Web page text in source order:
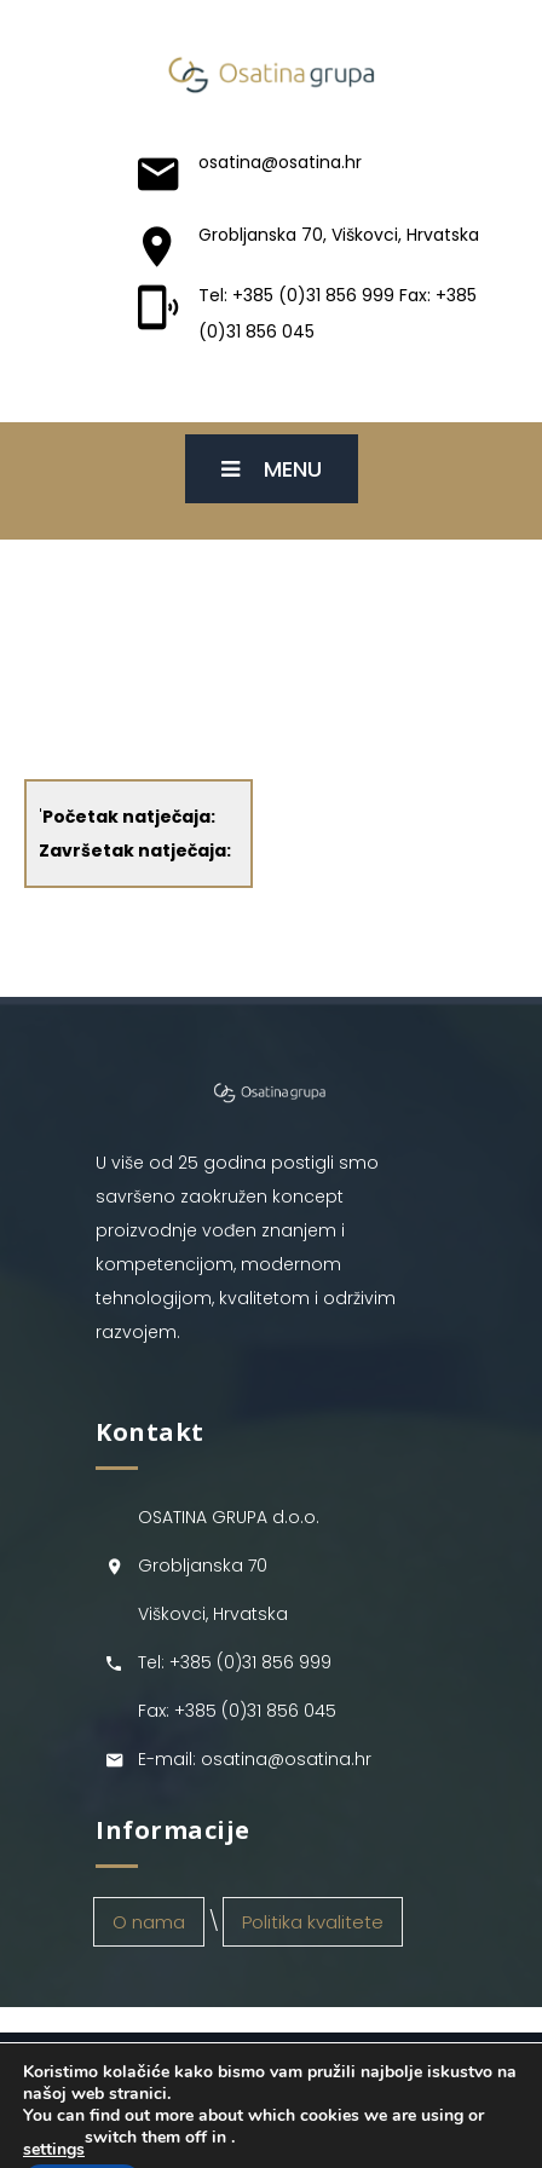
osatina@osatina.hr
Grobljanska 70, Viškovci, Hrvatska
Tel: +385 (0)31 856 999 Fax: +385
(0)31 856 045
MENU
'Početak natječaja:
Završetak natječaja:
U više od 25 godina postigli smo
savršeno zaokružen koncept
proizvodnje vođen znanjem i
kompetencijom, modernom
tehnologijom, kvalitetom i održivim
razvojem.
Kontakt
OSATINA GRUPA d.o.o.
Grobljanska 70
Viškovci, Hrvatska
Tel: +385 (0)31 856 999
Fax: +385 (0)31 856 045
E-mail: osatina@osatina.hr
Informacije
O nama Politika kvalitete
OSATINA GRUPA d.o.o. 2026
. Configured
byINFOS Osijek. Sva prava pridržana.
Koristimo kolačiće kako bismo vam pružili najbolje iskustvo na
našoj web stranici.
You can find out more about which cookies we are using or
switch them off in
settings
.